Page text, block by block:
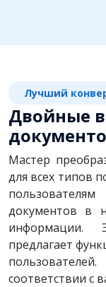
Лучший
Двойные
Мастер
для всех типов
документов в
информации.
предлагает
соответствии с